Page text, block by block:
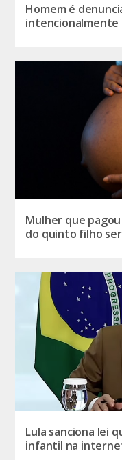
Homem é
intencionalmente
Mulher que
do quinto filho
Lula sanciona lei
infantil na